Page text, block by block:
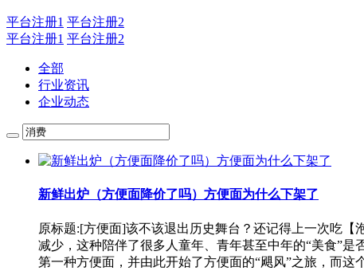
平台注册1 平台注册2
平台注册1 平台注册2
全部
行业资讯
企业动态
新鲜出炉（方便面降价了吗）方便面为什么下架了
原标题:[方便面]该不该退出历史舞台？还记得上一次吃
减少，这种陪伴了很多人童年、青年甚至中年的“美食”
第一种方便面，并由此开始了方便面的“飓风”之旅，而这